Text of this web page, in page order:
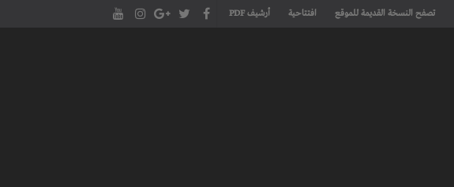
تصفح النسخة القديمة للموقع افتتاحية أرشيف PDF